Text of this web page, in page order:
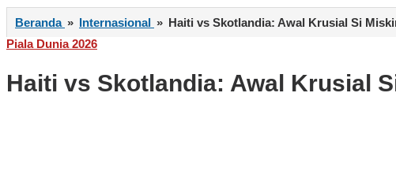
Beranda » Internasional » Haiti vs Skotlandia: Awal Krusial Si
Piala Dunia 2026
Haiti vs Skotlandia: Awal Krusial